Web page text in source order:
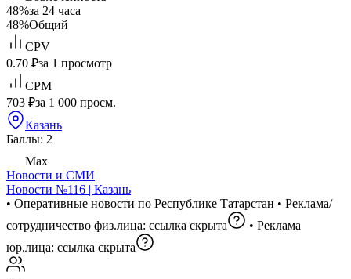
48%за 24 часа
48%Общий
CPV
0.70 ₽за 1 просмотр
CPM
703 ₽за 1 000 просм.
Казань
Баллы: 2
Max
Новости и СМИ
Новости №116 | Казань
• Оперативные новости по Республике Татарстан • Реклама/
сотрудничество физ.лица: ссылка скрыта
• Реклама
юр.лица: ссылка скрыта